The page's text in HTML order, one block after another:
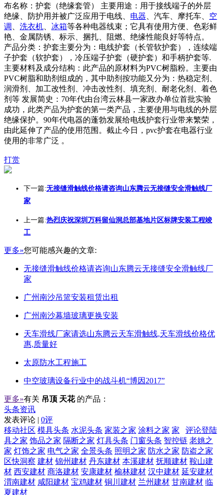
布名称：护套（绝缘套管） 主要用途：用于接线端子的外层
绝缘、防护用并被广泛应用于电线、 电器 、汽车、摩托车、 空
调
洗衣机 冰箱等各种电器线束；它具有使用方便、色彩鲜
艳、金属防锈、标示、捆扎、阻燃、绝缘性能良好等特点。
产品分类：护套主要分为：电线护套（长管软护套），连续端
子护套（软护套），冷压端子护套（硬护套）和手柄护套等.
主要材料及成分结构：此产品的原材料为PVC树脂粉。主要由
PVC树脂和助剂组成的，其中助剂按功能又分为：热稳定剂、
润滑剂、加工改性剂、冲击改性剂、填充剂、耐老化剂、着色
剂等 发展简史：70年代由台湾云林县一家政办单位首批实验
成功，此类产品为护套的第一类产品，主要使用与电线的外层
绝缘保护。90年代电器的蓬勃发展给电线护套行业带来繁荣，
由此延伸了产品的使用范围。截止今日，pvc护套在电器行业
使用的非常广泛 。
打赏
下一篇:无接缝滑触线价格请咨询山东腾云无接缝安全滑触线厂
家
上一篇:热烈庆祝深圳万科留仙洞总部基地片区标牌安装工程竣
工
更多»您可能感兴趣的文章:
无接缝滑触线价格请咨询山东腾云无接缝安全滑触线厂
家
广州南沙吊篮安装租赁出租
广州南沙幕墙玻璃更换安装
天车滑线厂家请选山东腾云天车滑触线,天车滑线价格优
惠,质量好
太原防水工程施工
中空玻璃设备行业中的战斗机“博因2017”
更多»有关 吊顶 天花 的产品：
头条资讯
发表评论 | 0评
评论登陆
移动社区 模具头条 水泥头条 家装之家 涂料之家 家
具之家 饰品之家 隔断之家 灯具头条 门窗头条 智控链 老姚之
家 灯饰之家 电气之家 全景头条 照明之家 防水之家 防盗之家
区快洞察 建材 锦州建材 丹东建材 本溪建材 抚顺建材 鞍山建
材 西安建材 商洛建材 安康建材 榆林建材 汉中建材 延安建材
渭南建材 咸阳建材 宝鸡建材 铜川建材 兰州建材 甘南建材 临
夏建材